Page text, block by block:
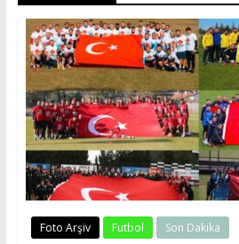
Foto Arşiv Futbol Son Dakika